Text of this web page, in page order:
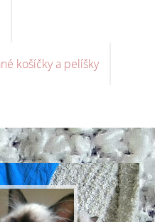
košíčky a pelíšky